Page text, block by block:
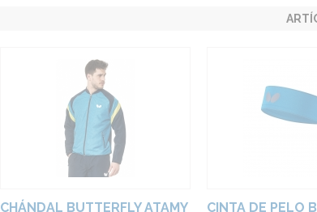
CHÁNDAL BUTTERFLY ATAMY
CINTA DE PELO